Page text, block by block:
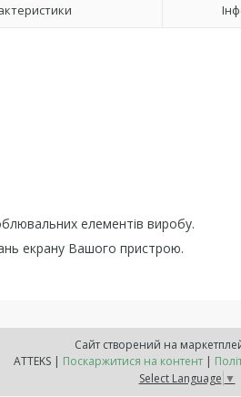
елементів виробу.
екрану Вашого пристрою.
Сайт створений на
ATTEKS | Поскаржитися на контент |
Select Language ▼